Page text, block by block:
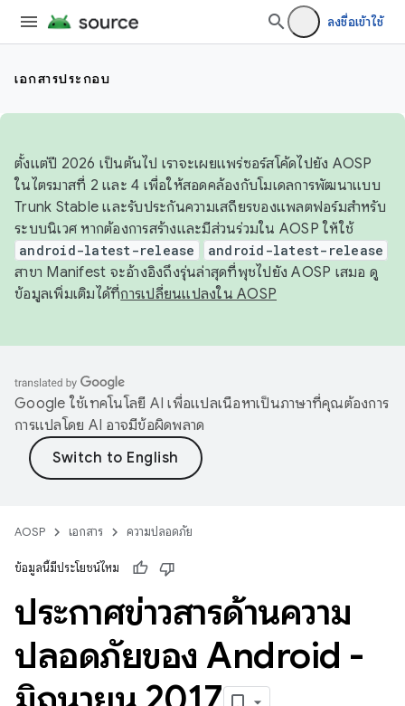
ลงชื่อเข้าใช้
เอกสารประกอบ
ตั้งแต่ปี 2026 เป็นต้นไป เราจะเผยแพร่ซอร์สโค้ดไปยัง AOSP
ในไตรมาสที่ 2 และ 4 เพื่อให้สอดคล้องกับโมเดลการพัฒนาแบบ
Trunk Stable และรับประกันความเสถียรของแพลตฟอร์มสำหรับ
ระบบนิเวศ หากต้องการสร้างและมีส่วนร่วมใน AOSP ให้ใช้
android-latest-release android-latest-release
สาขา Manifest จะอ้างอิงถึงรุ่นล่าสุดที่พุชไปยัง AOSP เสมอ ดู
ข้อมูลเพิ่มเติมได้ที่การเปลี่ยนแปลงใน AOSP
Google ใช้เทคโนโลยี AI เพื่อแปลเนื้อหาเป็นภาษาที่คุณต้องการ
การแปลโดย AI อาจมีข้อผิดพลาด
AOSP เอกสาร ความปลอดภัย
ข้อมูลนี้มีประโยชน์ไหม
ประกาศข่าวสารด้านความ
ปลอดภัยของ Android -